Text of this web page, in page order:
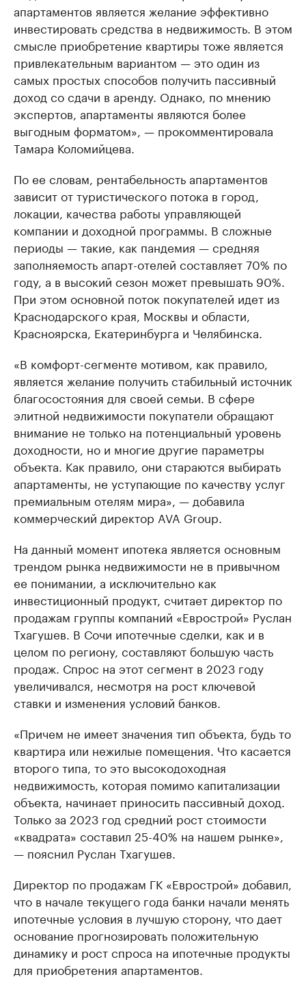
апартаментов является желание эффективно
инвестировать средства в недвижимость. В этом
смысле приобретение квартиры тоже является
привлекательным вариантом — это один из
самых простых способов получить пассивный
доход со сдачи в аренду. Однако, по мнению
экспертов, апартаменты являются более
выгодным форматом», — прокомментировала
Тамара Коломийцева.
По ее словам, рентабельность апартаментов
зависит от туристического потока в город,
локации, качества работы управляющей
компании и доходной программы. В сложные
периоды — такие, как пандемия — средняя
заполняемость апарт-отелей составляет 70% по
году, а в высокий сезон может превышать 90%.
При этом основной поток покупателей идет из
Краснодарского края, Москвы и области,
Красноярска, Екатеринбурга и Челябинска.
«В комфорт-сегменте мотивом, как правило,
является желание получить стабильный источник
благосостояния для своей семьи. В сфере
элитной недвижимости покупатели обращают
внимание не только на потенциальный уровень
доходности, но и многие другие параметры
объекта. Как правило, они стараются выбирать
апартаменты, не уступающие по качеству услуг
премиальным отелям мира», — добавила
коммерческий директор AVA Group.
На данный момент ипотека является основным
трендом рынка недвижимости не в привычном
ее понимании, а исключительно как
инвестиционный продукт, считает директор по
продажам группы компаний «Еврострой» Руслан
Тхагушев. В Сочи ипотечные сделки, как и в
целом по региону, составляют большую часть
продаж. Спрос на этот сегмент в 2023 году
увеличивался, несмотря на рост ключевой
ставки и изменения условий банков.
«Причем не имеет значения тип объекта, будь то
квартира или нежилые помещения. Что касается
второго типа, то это высокодоходная
недвижимость, которая помимо капитализации
объекта, начинает приносить пассивный доход.
Только за 2023 год средний рост стоимости
«квадрата» составил 25-40% на нашем рынке»,
— пояснил Руслан Тхагушев.
Директор по продажам ГК «Еврострой» добавил,
что в начале текущего года банки начали менять
ипотечные условия в лучшую сторону, что дает
основание прогнозировать положительную
динамику и рост спроса на ипотечные продукты
для приобретения апартаментов.